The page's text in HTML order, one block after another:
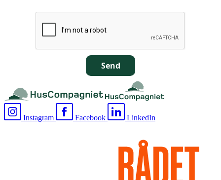
Send
Instagram Facebook LinkedIn